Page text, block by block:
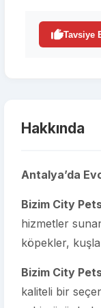
Tavsiye
Hakkında
Antalya’da
Bizim City
hizmetler
köpekler,
Bizim City
kaliteli bir